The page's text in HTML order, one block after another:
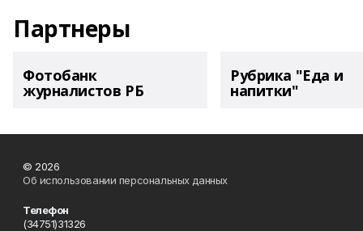
Партнеры
Фотобанк
журналистов РБ
Рубрика "Еда и
напитки"
© 2026
Об использовании персональных данных
Телефон
(34751)31326